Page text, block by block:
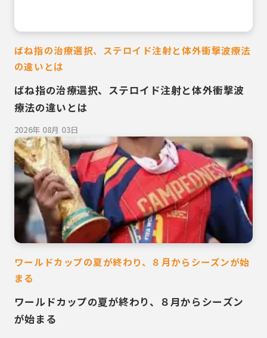
ばね指の治療選択、ステロイド注射と体外衝撃波療法
の違いとは
ばね指の治療選択、ステロイド注射と体外衝撃波
療法の違いとは
2026年 08月 03日
ワールドカップの夏が終わり、８月からシーズンが始
まる
ワールドカップの夏が終わり、８月からシーズン
が始まる